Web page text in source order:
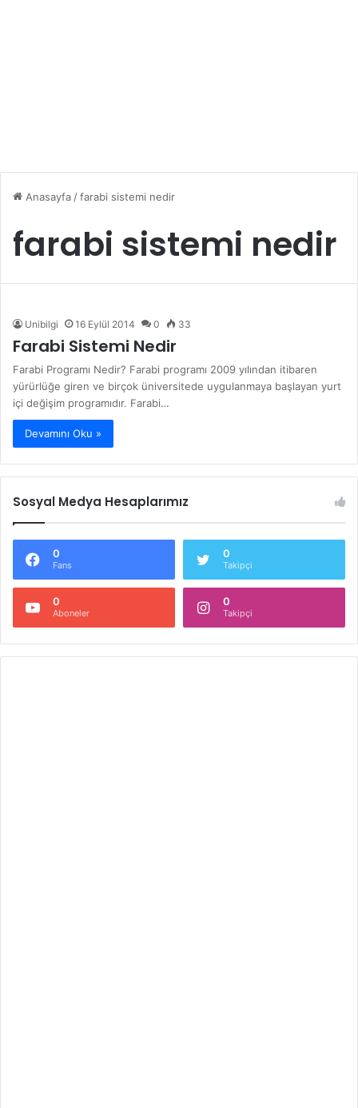
Anasayfa /farabi sistemi nedir
farabi sistemi nedir
Unibilgi 16 Eylül 2014 0 33
Farabi Sistemi Nedir
Farabi Programı Nedir? Farabi programı 2009 yılından itibaren
yürürlüğe giren ve birçok üniversitede uygulanmaya başlayan yurt
içi değişim programıdır. Farabi…
Devamını Oku »
Sosyal Medya Hesaplarımız
0
Fans
0
Takipçi
0
Aboneler
0
Takipçi